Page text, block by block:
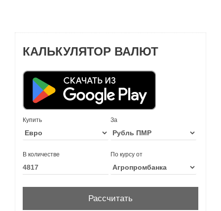
КАЛЬКУЛЯТОР ВАЛЮТ
Купить За
В количестве По курсу от